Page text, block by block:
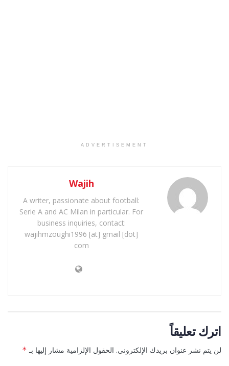
ADVERTISEMENT
Wajih
A writer, passionate about football:
Serie A and AC Milan in particular. For
business inquiries, contact:
wajihmzoughi1996 [at] gmail [dot]
com
اترك تعليقاً
لن يتم نشر عنوان بريدك الإلكتروني. الحقول الإلزامية مشار إليها بـ *